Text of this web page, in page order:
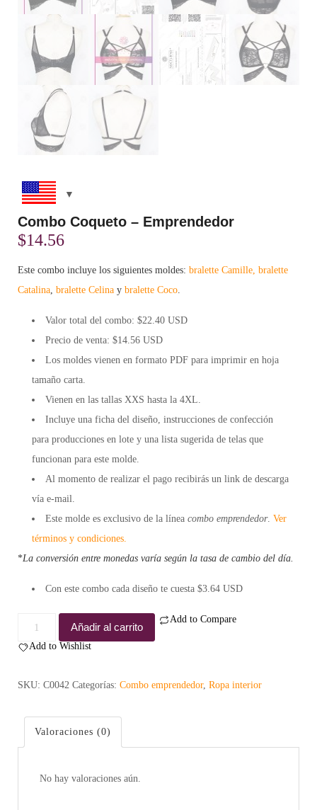
Combo Coqueto – Emprendedor
$14.56
Este combo incluye los siguientes moldes: bralette Camille, bralette
Catalina, bralette Celina y bralette Coco.
Valor total del combo: $22.40 USD
Precio de venta: $14.56 USD
Los moldes vienen en formato PDF para imprimir en hoja
tamaño carta.
Vienen en las tallas XXS hasta la 4XL.
Incluye una ficha del diseño, instrucciones de confección
para producciones en lote y una lista sugerida de telas que
funcionan para este molde.
Al momento de realizar el pago recibirás un link de descarga
vía e-mail.
Este molde es exclusivo de la línea combo emprendedor. Ver
términos y condiciones.
*La conversión entre monedas varía según la tasa de cambio del día.
Con este combo cada diseño te cuesta $3.64 USD
Combo
Coqueto
Emprendedor
Añadir al carrito
Add to Compare
Add to Wishlist
SKU: C0042 Categorías: Combo emprendedor, Ropa interior
Valoraciones (0)
No hay valoraciones aún.